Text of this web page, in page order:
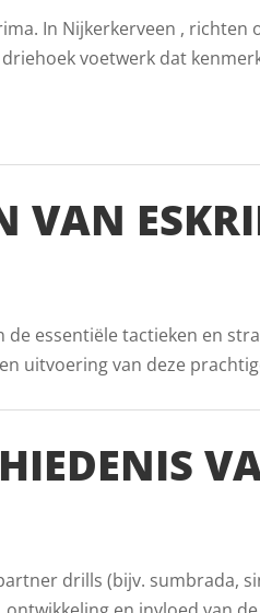
In Nijkerkerveen ,
voetwerk dat
VAN
essentiële tactieken en
uitvoering van deze
drills (bijv. sumbrada,